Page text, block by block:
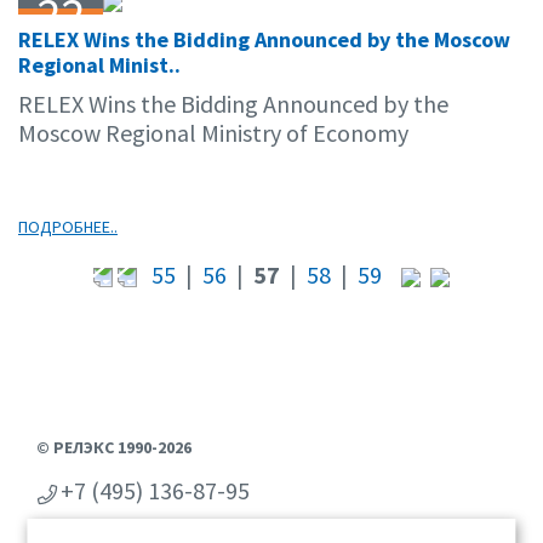
22
04.11
RELEX Wins the Bidding Announced by the Moscow
Regional Minist..
RELEX Wins the Bidding Announced by the
Moscow Regional Ministry of Economy
ПОДРОБНЕЕ..
55 | 56 | 57 | 58 | 59
© РЕЛЭКС 1990-2026
+7 (495) 136-87-95